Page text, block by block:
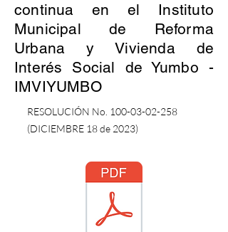
continua en el Instituto
Municipal de Reforma
Urbana y Vivienda de
Interés Social de Yumbo -
IMVIYUMBO
RESOLUCIÓN No. 100-03-02-258
(DICIEMBRE 18 de 2023)